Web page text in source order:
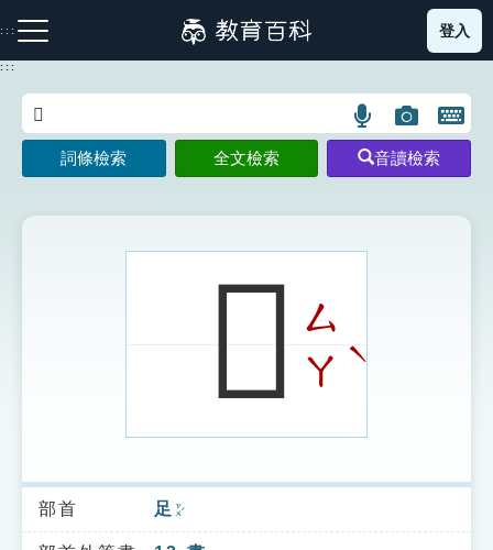
到
主
:::
注音索引圖示 筆畫索引圖示 部首索引表圖示
索引選單
登入
:::
語
言
搜
示
圖
片
搜
開
鍵
圖
詞條檢索 全文檢索 音讀檢索
𨆂ㄙ
ㄚˋ
部首 足 ㄗㄨˊ